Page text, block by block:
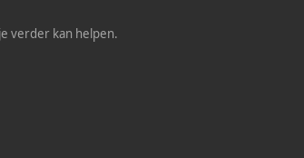
verder kan helpen.